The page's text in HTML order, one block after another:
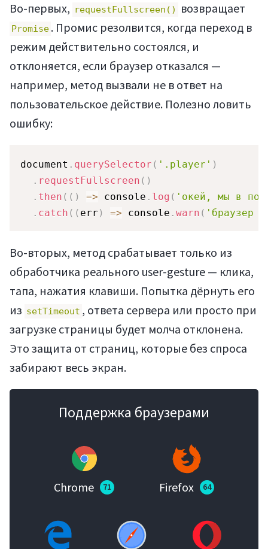
Во-первых, requestFullscreen() возвращает
Promise . Промис резолвится, когда переход в
режим действительно состоялся, и
отклоняется, если браузер отказался —
например, метод вызвали не в ответ на
пользовательское действие. Полезно ловить
ошибку:
document . querySelector ( '.player' )
. requestFullscreen ( )
. then ( ( ) => console . log ( 'окей, мы в
. catch ( ( err ) => console . warn ( 'браузер
Во-вторых, метод срабатывает только из
обработчика реального user-gesture — клика,
тапа, нажатия клавиши. Попытка дёрнуть его
из setTimeout , ответа сервера или просто при
загрузке страницы будет молча отклонена.
Это защита от страниц, которые без спроса
забирают весь экран.
Поддержка браузерами
Chrome 71 Firefox 64